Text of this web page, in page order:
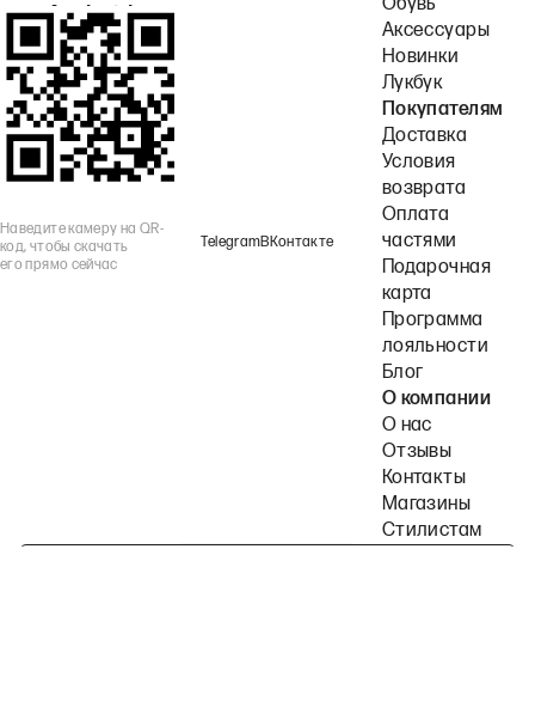
или Android.
Наведите камеру на QR-
код, чтобы скачать
его прямо сейчас
TelegramВКонтакте
Обувь
Аксессуары
Новинки
Лукбук
Покупателям
Доставка
Условия
возврата
Оплата
частями
Подарочная
карта
Программа
лояльности
Блог
О компании
О нас
Отзывы
Контакты
Магазины
Стилистам